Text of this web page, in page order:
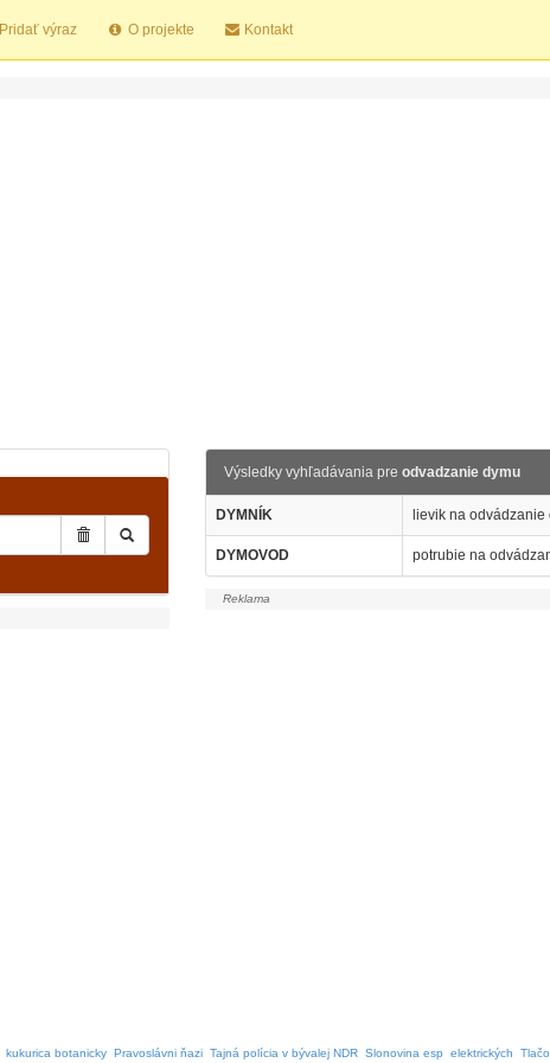
Pridať výraz O projekte Kontakt
Výsledky vyhľadávania pre odvadzanie dymu
DYMNÍK lievik na odvádzanie
DYMOVOD potrubie na
kukurica botanicky Pravoslávni ňazi Tajná polícia v bývalej NDR Slonovina esp elektrických